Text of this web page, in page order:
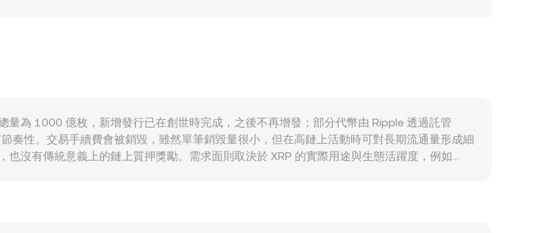
為 1000 億枚，新增發行已在創世時完成，之後不再增發；部分代幣由 Ripple 透過託管
奏性。交易手續費會被銷毀，雖然單筆銷毀量很小，但在高鏈上活動時可對長期流通量形成細
沒有傳統意義上的鏈上質押獎勵。需求面則取決於 XRP 的實際用途與生態活躍度，例如
與整體加密市場，特別是比特幣走勢存在相關性；風險偏好轉弱時，XRP/LRD 的短期方向常
計價的報價。監管變數亦不可忽視，如美國與其他司法轄區對 XRP 性質的裁決、交易平台上